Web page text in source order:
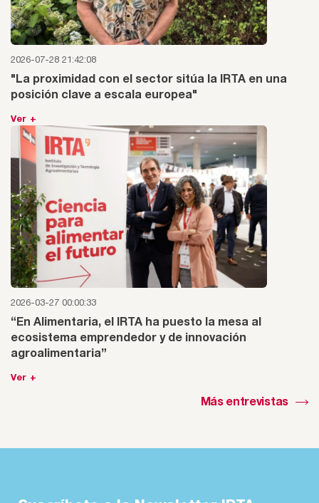
2026-07-28 21:42:08
"La proximidad con el sector sitúa la IRTA en una
posición clave a escala europea"
Ver +
2026-03-27 00:00:33
“En Alimentaria, el IRTA ha puesto la mesa al
ecosistema emprendedor y de innovación
agroalimentaria”
Ver +
Más entrevistas